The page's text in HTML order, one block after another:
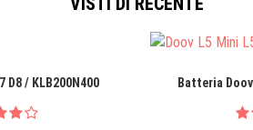
D8 / KLB200N400 Batteria